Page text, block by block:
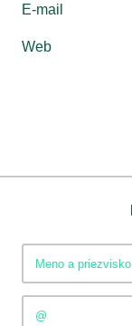
E-mail
Web